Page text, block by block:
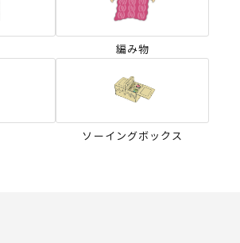
編み物
ソーイングボックス